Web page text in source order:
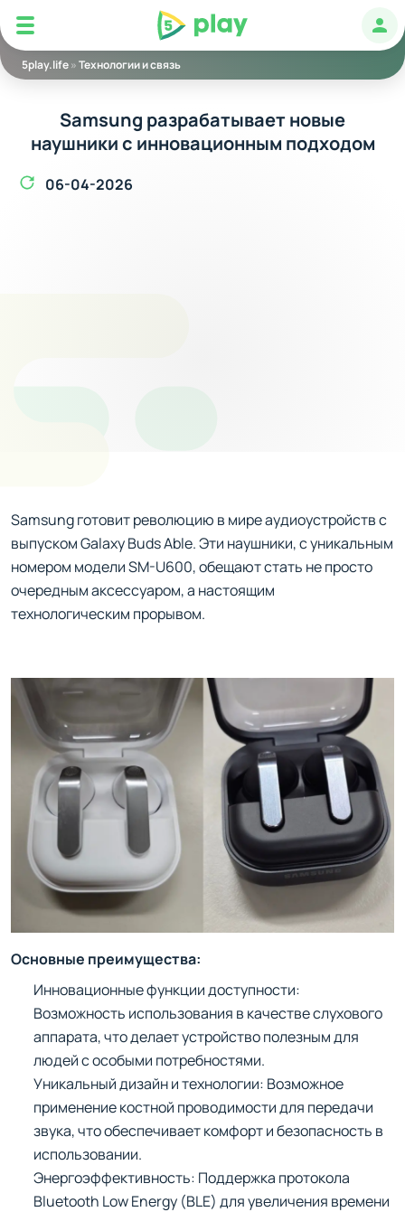
5play
5play.life»Технологии и связь
Samsung разрабатывает новые
наушники с инновационным подходом
06-04-2026
Samsung готовит революцию в мире аудиоустройств с
выпуском Galaxy Buds Able. Эти наушники, с уникальным
номером модели SM-U600, обещают стать не просто
очередным аксессуаром, а настоящим
технологическим прорывом.
Основные преимущества:
Инновационные функции доступности:
Возможность использования в качестве слухового
аппарата, что делает устройство полезным для
людей с особыми потребностями.
Уникальный дизайн и технологии: Возможное
применение костной проводимости для передачи
звука, что обеспечивает комфорт и безопасность в
использовании.
Энергоэффективность: Поддержка протокола
Bluetooth Low Energy (BLE) для увеличения времени